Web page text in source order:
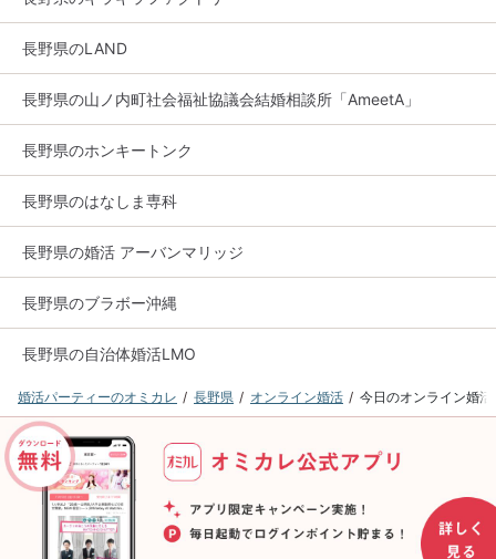
長野県のLAND
長野県の山ノ内町社会福祉協議会結婚相談所「AmeetA」
長野県のホンキートンク
長野県のはなしま専科
長野県の婚活 アーバンマリッジ
長野県のブラボー沖縄
長野県の自治体婚活LMO
婚活パーティーのオミカレ 長野県 オンライン婚活 今日のオンライン婚活